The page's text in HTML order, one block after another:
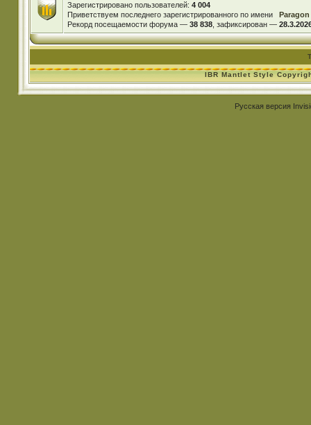
Зарегистрировано пользователей: 4 004
Приветствуем последнего зарегистрированного по имени
Paragon
Рекорд посещаемости форума — 38 838, зафиксирован —
IBR Mantlet Style
Русская версия